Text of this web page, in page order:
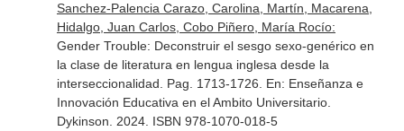
Sanchez-Palencia Carazo, Carolina, Martín, Macarena,
Hidalgo, Juan Carlos, Cobo Piñero, María Rocío:
Gender Trouble: Deconstruir el sesgo sexo-genérico en
la clase de literatura en lengua inglesa desde la
interseccionalidad. Pag. 1713-1726. En: Enseñanza e
Innovación Educativa en el Ambito Universitario.
Dykinson. 2024. ISBN 978-1070-018-5